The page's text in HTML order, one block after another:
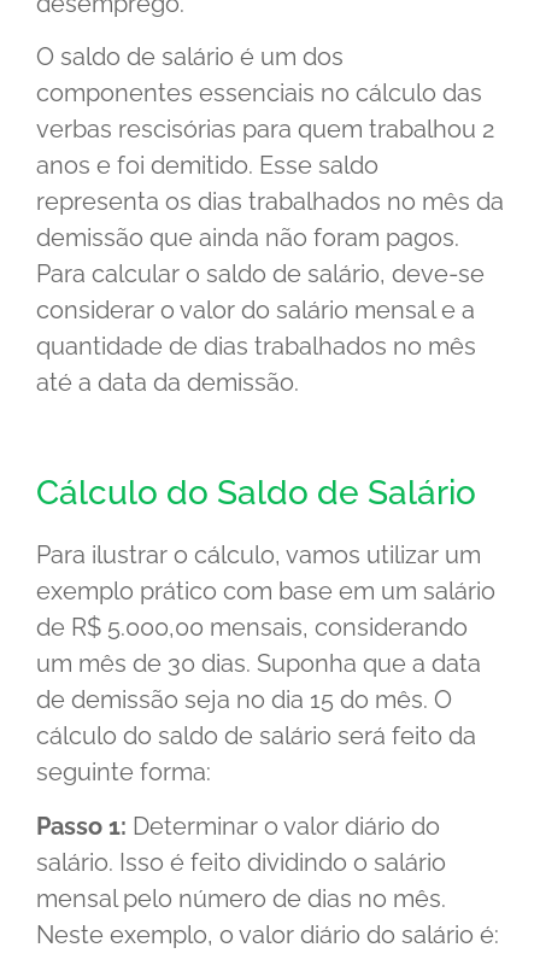
O saldo de salário é um dos
componentes essenciais no cálculo das
verbas rescisórias para quem trabalhou 2
anos e foi demitido. Esse saldo
representa os dias trabalhados no mês da
demissão que ainda não foram pagos.
Para calcular o saldo de salário, deve-se
considerar o valor do salário mensal e a
quantidade de dias trabalhados no mês
até a data da demissão.
Cálculo do Saldo de Salário
Para ilustrar o cálculo, vamos utilizar um
exemplo prático com base em um salário
de R$ 5.000,00 mensais, considerando
um mês de 30 dias. Suponha que a data
de demissão seja no dia 15 do mês. O
cálculo do saldo de salário será feito da
seguinte forma:
Passo 1: Determinar o valor diário do
salário. Isso é feito dividindo o salário
mensal pelo número de dias no mês.
Neste exemplo, o valor diário do salário é: